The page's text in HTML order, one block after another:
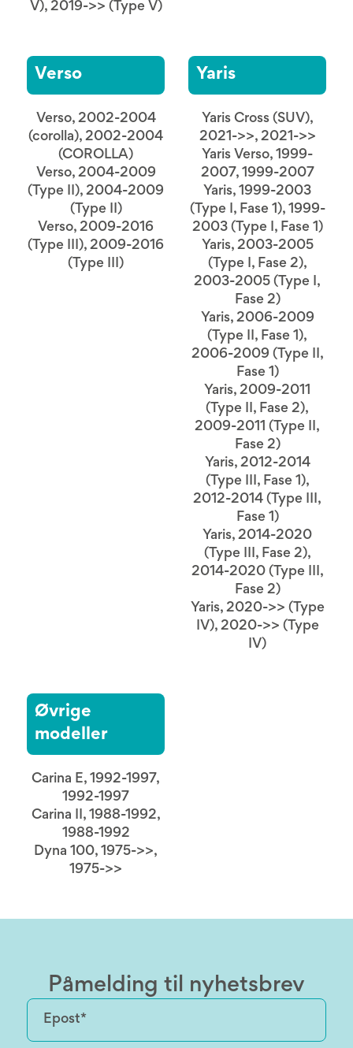
V), 2019->> (Type V)
Verso
Verso, 2002-2004
(corolla), 2002-2004
(COROLLA)
Verso, 2004-2009
(Type II), 2004-2009
(Type II)
Verso, 2009-2016
(Type III), 2009-2016
(Type III)
Yaris
Yaris Cross (SUV),
2021->>, 2021->>
Yaris Verso, 1999-
2007, 1999-2007
Yaris, 1999-2003
(Type I, Fase 1), 1999-
2003 (Type I, Fase 1)
Yaris, 2003-2005
(Type I, Fase 2),
2003-2005 (Type I,
Fase 2)
Yaris, 2006-2009
(Type II, Fase 1),
2006-2009 (Type II,
Fase 1)
Yaris, 2009-2011
(Type II, Fase 2),
2009-2011 (Type II,
Fase 2)
Yaris, 2012-2014
(Type III, Fase 1),
2012-2014 (Type III,
Fase 1)
Yaris, 2014-2020
(Type III, Fase 2),
2014-2020 (Type III,
Fase 2)
Yaris, 2020->> (Type
IV), 2020->> (Type
IV)
Øvrige
modeller
Carina E, 1992-1997,
1992-1997
Carina II, 1988-1992,
1988-1992
Dyna 100, 1975->>,
1975->>
Påmelding til nyhetsbrev